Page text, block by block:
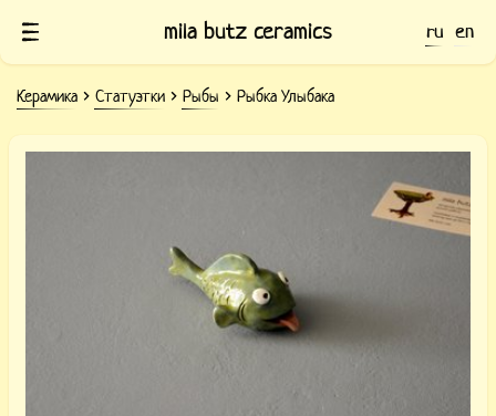
mila butz ceramics ru en
Керамика Статуэтки Рыбы Рыбка Улыбака
Керамическая фигурка Рыбки Улыбаки